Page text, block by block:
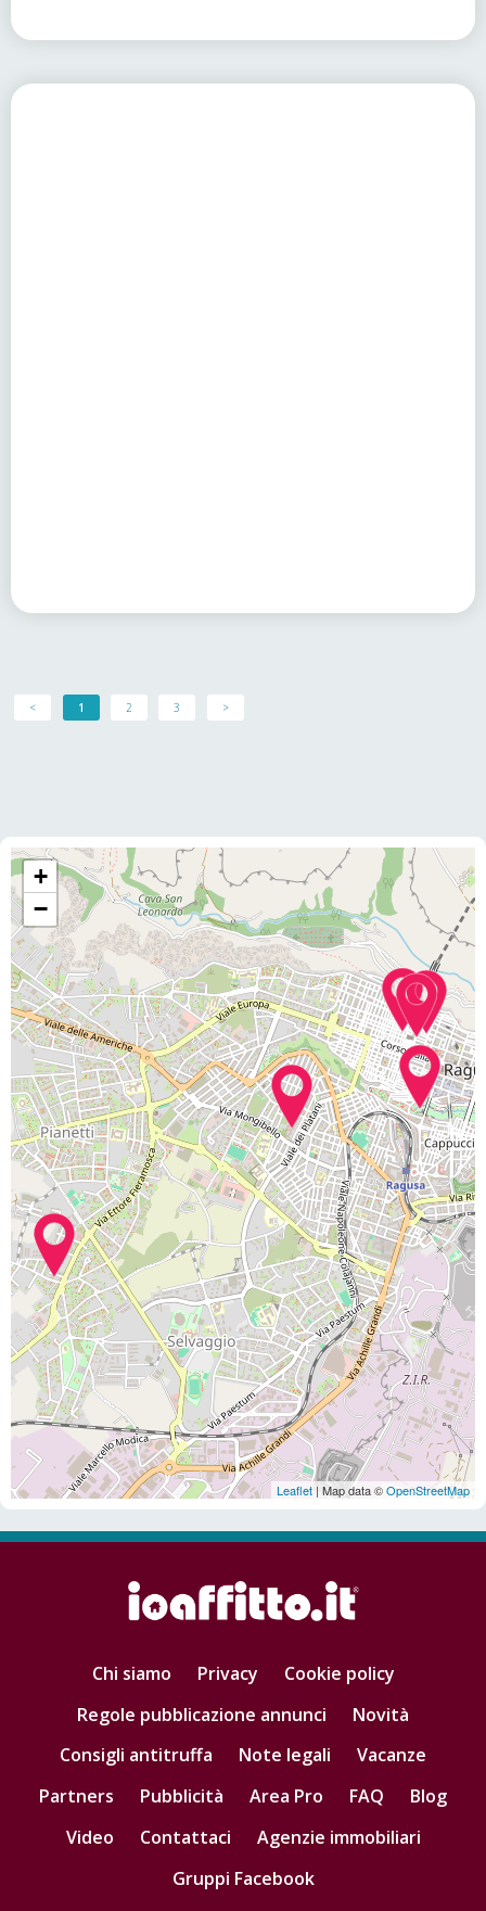
< 1 2 3 >
+
−
Leaflet | Map data ©OpenStreetMap
Chi siamo Privacy
Cookie policy
Regole pubblicazione annunci
Novità
Consigli antitruffa
Note legali
Vacanze
Partners
Pubblicità Area Pro FAQ
Blog
Video
Contattaci
Agenzie immobiliari
Gruppi Facebook